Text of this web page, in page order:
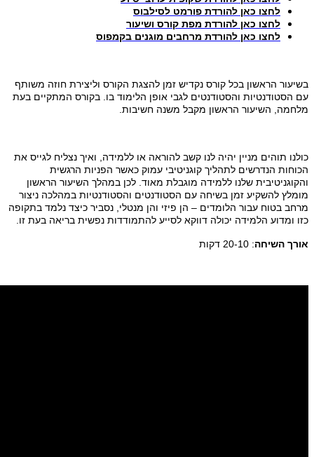
לחצו כאן להורדת פורמט לסילבוס
לחצו כאן להורדת מפת קורס ושיעור
לחצו כאן להורדת מרחבים מוגנים בקמפוס
בשיעור הראשון בכל קורס נקדיש זמן להצגת הקורס וליצירת חוזה משותף
עם הסטודנטיות והסטודנטים לגבי אופן הלימוד בו. בקורס המתקיים בעת
מלחמה, השיעור הראשון מקבל משנה חשיבות.
כולנו תוהים מניין יהיה לנו קשב להוראה או ללמידה, ואיך נצליח לגייס את
הכוחות הנדרשים לתהליך קוגניטיבי עמוק כאשר הפניות הרגשית
והקוגניטיבית שלנו ללמידה מוגבלת מאוד. לכן במהלך השיעור הראשון
מומלץ להשקיע זמן בשיחה עם הסטודנטים והסטודנטיות במהלכה ניצור
מרחב בטוח עבור הלומדים – הן פיזי והן מנטלי, נסביר כיצד נלמד בתקופה
כזו ומדוע הלמידה יכולה דווקא לסייע להתמודדות נפשית בריאה בעת זו.
אורך השיחה: 20-10 דקות